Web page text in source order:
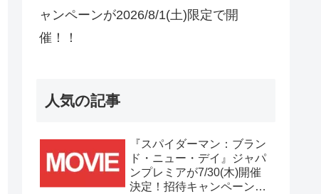
ャンペーンが2026/8/1(土)限定で開
催！！
人気の記事
『スパイダーマン：ブラン
ド・ニュー・デイ』ジャパ
ンプレミアが7/30(木)開催
決定！招待キャンペーンは